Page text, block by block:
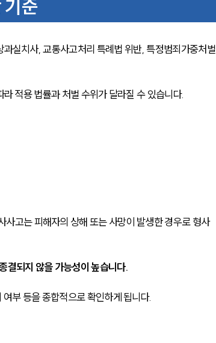
기준
실치사, 교통사고처리 특례법 위반, 특정범죄가중처벌
적용 법률과 처벌 수위가 달라질 수 있습니다.
고는 피해자의 상해 또는 사망이 발생한 경우로 형사
결되지 않을 가능성이 높습니다.
부 등을 종합적으로 확인하게 됩니다.